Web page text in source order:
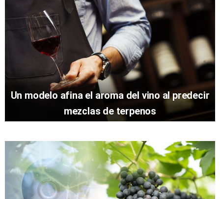
Un modelo afina el aroma del vino al predecir
mezclas de terpenos